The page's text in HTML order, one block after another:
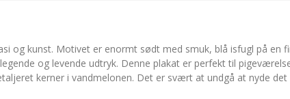
og kunst. Motivet er enormt sødt med smuk, blå isfugl på en
og levende udtryk. Denne plakat er perfekt til
kerner i vandmelonen. Det er svært at undgå at nyde det